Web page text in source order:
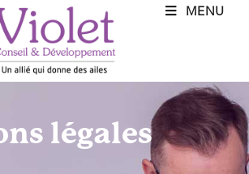
MENU
légales